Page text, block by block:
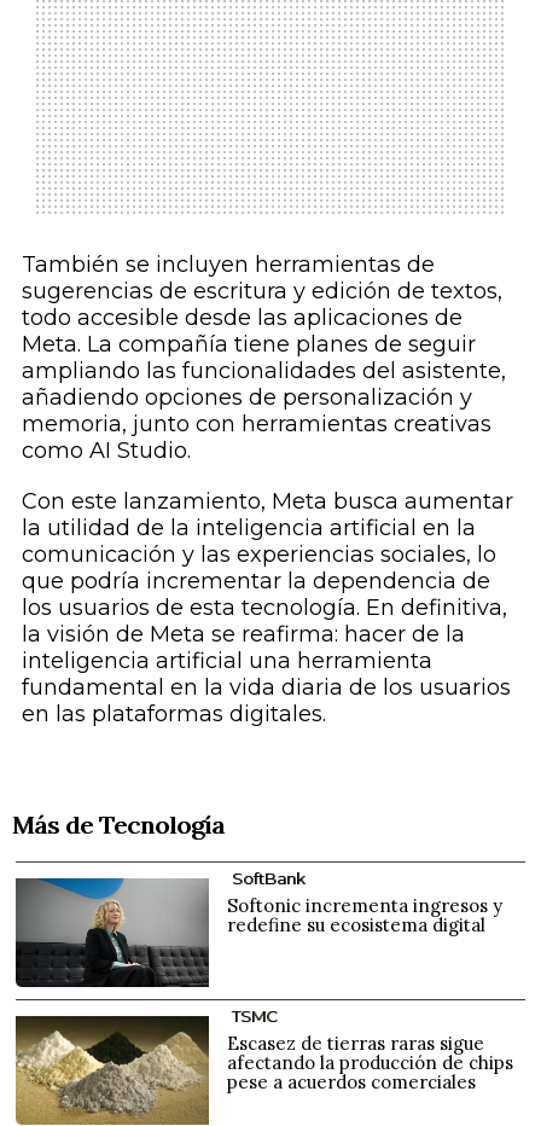
También se incluyen herramientas de
sugerencias de escritura y edición de textos,
todo accesible desde las aplicaciones de
Meta. La compañía tiene planes de seguir
ampliando las funcionalidades del asistente,
añadiendo opciones de personalización y
memoria, junto con herramientas creativas
como AI Studio.
Con este lanzamiento, Meta busca aumentar
la utilidad de la inteligencia artificial en la
comunicación y las experiencias sociales, lo
que podría incrementar la dependencia de
los usuarios de esta tecnología. En definitiva,
la visión de Meta se reafirma: hacer de la
inteligencia artificial una herramienta
fundamental en la vida diaria de los usuarios
en las plataformas digitales.
Más de Tecnología
SoftBank
Softonic incrementa ingresos y
redefine su ecosistema digital
TSMC
Escasez de tierras raras sigue
afectando la producción de chips
pese a acuerdos comerciales